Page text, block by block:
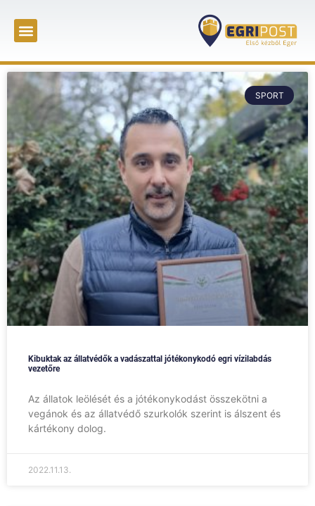
SPORT
Kibuktak az állatvédők a vadászattal jótékonykodó egri vízilabdás
vezetőre
Az állatok leölését és a jótékonykodást összekötni a
vegánok és az állatvédő szurkolók szerint is álszent és
kártékony dolog.
2022.11.13.